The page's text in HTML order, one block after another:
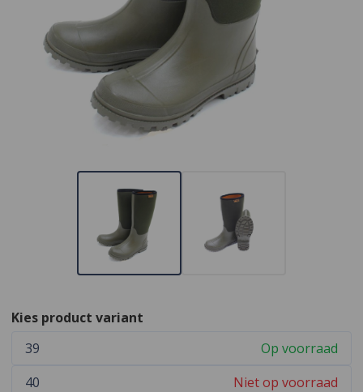
Kies product variant
39
Op voorraad
40
Niet op voorraad